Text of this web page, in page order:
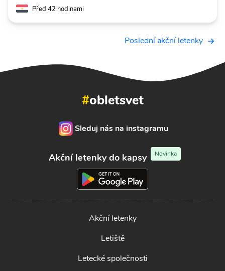
Před 42 hodinami
Poslední akční letenky
#obletsvet
Sleduj nás na instagramu
Akční letenky do kapsy Novinka
Akční letenky
Letiště
Letecké společnosti